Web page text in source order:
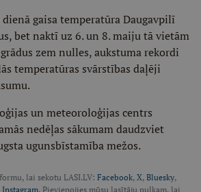
gaisa temperatūra Daugavpilī
bet naktī uz 6. un 8. maiju tā vietām
zem nulles, aukstuma rekordi
temperatūras svārstības daļēji
un meteoroloģijas centrs
nedēļas sākumam daudzviet
ugunsbīstamība mežos.
lai sekotu LASI.LV: Facebook, X, Bluesky,
Instagram. Pievienojies mūsu lasītāju pulkam, lai